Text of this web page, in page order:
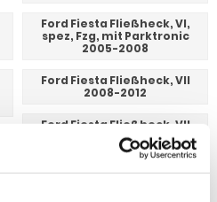
Ford Fiesta Fließheck, VI,
spez, Fzg, mit Parktronic
2005-2008
Ford Fiesta Fließheck, VII
2008-2012
Ford Fiesta Fließheck, VII
2012-2017